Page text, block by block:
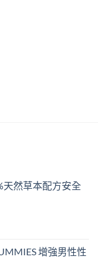
天然草本配方安全
增強男性性